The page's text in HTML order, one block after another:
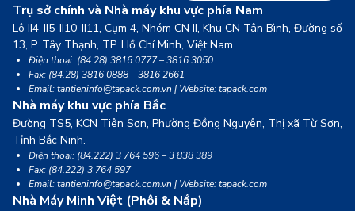
Trụ sở chính và Nhà máy khu vực phía Nam
Lô II4-II5-II10-II11, Cụm 4, Nhóm CN II, Khu CN Tân Bình, Đường số
13, P. Tây Thạnh, TP. Hồ Chí Minh, Việt Nam.
Điện thoại: (84.28) 3816 0777 – 3816 3050
Fax: (84.28) 3816 0888 – 3816 2661
Email: tantieninfo@tapack.com.vn | Website: tapack.com
Nhà máy khu vực phía Bắc
Đường TS5, KCN Tiên Sơn, Phường Đồng Nguyên, Thị xã Từ Sơn,
Tỉnh Bắc Ninh.
Điện thoại: (84.222) 3 764 596 – 3 838 389
Fax: (84.222) 3 764 597
Email: tantieninfo@tapack.com.vn | Website: tapack.com
Nhà Máy Minh Việt (Phôi & Nắp)